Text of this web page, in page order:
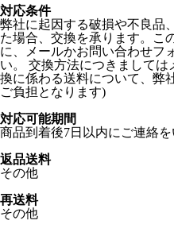
対応条件
弊社に起因する破損や不良品
た場合、交換を承ります。こ
に、メールかお問い合わせフ
い。 交換方法につきまして
換に係わる送料について、弊
ご負担となります)
対応可能期間
商品到着後7日以内にご連絡
返品送料
その他
再送料
その他